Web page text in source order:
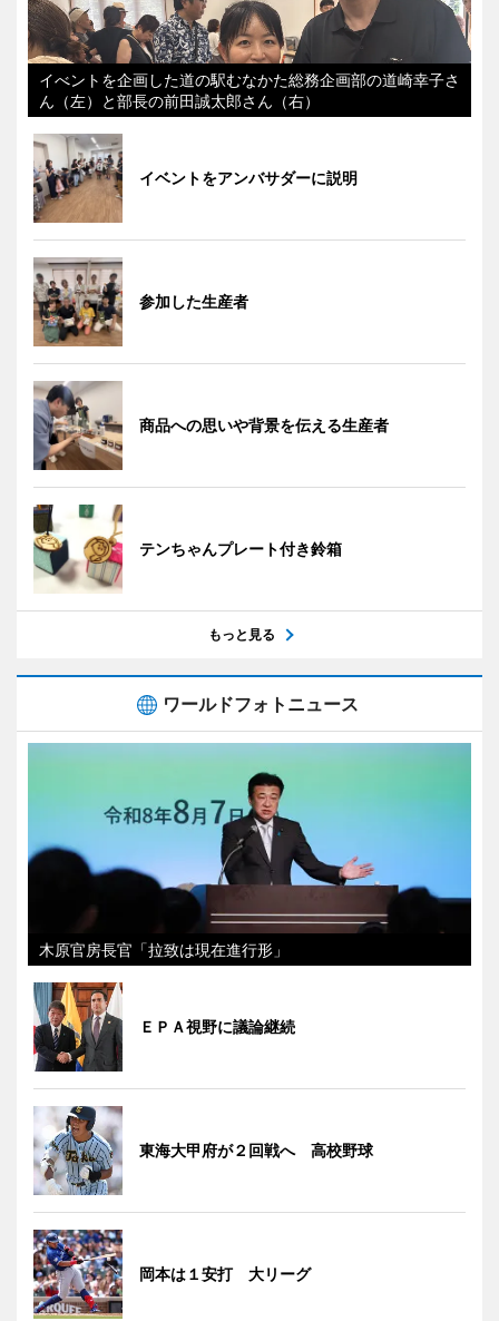
イべントを企画した道の駅むなかた総務企画部の道崎幸子さ
ん（左）と部長の前田誠太郎さん（右）
イベントをアンバサダーに説明
参加した生産者
商品への思いや背景を伝える生産者
テンちゃんプレート付き鈴箱
もっと見る
ワールドフォトニュース
木原官房長官「拉致は現在進行形」
ＥＰＡ視野に議論継続
東海大甲府が２回戦へ 高校野球
岡本は１安打 大リーグ